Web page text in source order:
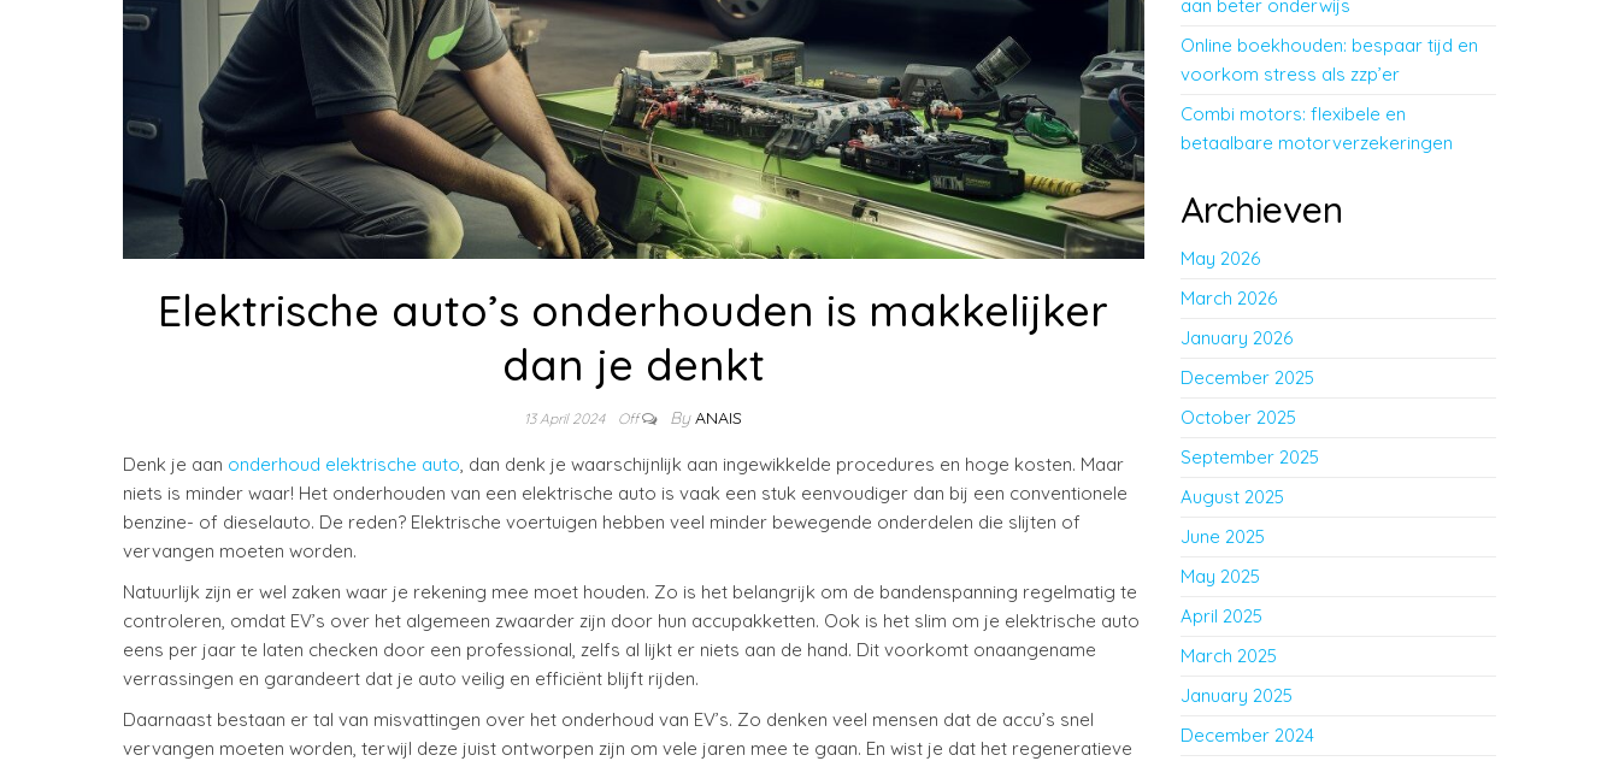
Elektrische auto’s onderhouden is makkelijker
dan je denkt
13 April 2024 Off By ANAIS
Denk je aan onderhoud elektrische auto , dan denk je waarschijnlijk aan ingewikkelde procedures en hoge kosten. Maar
niets is minder waar! Het onderhouden van een elektrische auto is vaak een stuk eenvoudiger dan bij een conventionele
benzine- of dieselauto. De reden? Elektrische voertuigen hebben veel minder bewegende onderdelen die slijten of
vervangen moeten worden.
Natuurlijk zijn er wel zaken waar je rekening mee moet houden. Zo is het belangrijk om de bandenspanning regelmatig te
controleren, omdat EV’s over het algemeen zwaarder zijn door hun accupakketten. Ook is het slim om je elektrische auto
eens per jaar te laten checken door een professional, zelfs al lijkt er niets aan de hand. Dit voorkomt onaangename
verrassingen en garandeert dat je auto veilig en efficiënt blijft rijden.
Daarnaast bestaan er tal van misvattingen over het onderhoud van EV’s. Zo denken veel mensen dat de accu’s snel
vervangen moeten worden, terwijl deze juist ontworpen zijn om vele jaren mee te gaan. En wist je dat het regeneratieve
aan beter onderwijs
Online boekhouden: bespaar tijd en
voorkom stress als zzp’er
Combi motors: flexibele en
betaalbare motorverzekeringen
Archieven
May 2026
March 2026
January 2026
December 2025
October 2025
September 2025
August 2025
June 2025
May 2025
April 2025
March 2025
January 2025
December 2024